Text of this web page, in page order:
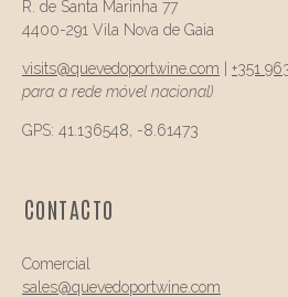
R. de Santa Marinha 77
4400-291 Vila Nova de Gaia
visits@quevedoportwine.com +351
para a rede móvel nacional)
GPS: 41.136548, -8.61473
CONTACTO
Comercial
sales@quevedoportwine.com